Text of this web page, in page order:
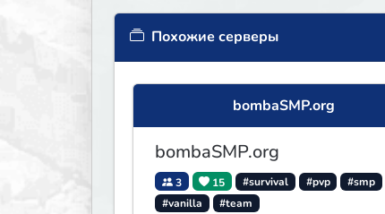
Похожие серверы
bombaSMP.org
bombaSMP.org
3 15 #survival #pvp
#smp
#vanilla
#team